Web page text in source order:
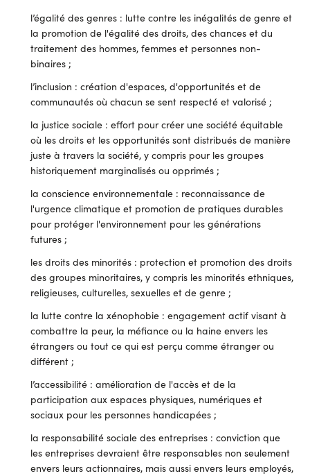
l’égalité des genres : lutte contre les inégalités de genre et
la promotion de l'égalité des droits, des chances et du
traitement des hommes, femmes et personnes non-
binaires ;
l’inclusion : création d'espaces, d'opportunités et de
communautés où chacun se sent respecté et valorisé ;
la justice sociale : effort pour créer une société équitable
où les droits et les opportunités sont distribués de manière
juste à travers la société, y compris pour les groupes
historiquement marginalisés ou opprimés ;
la conscience environnementale : reconnaissance de
l'urgence climatique et promotion de pratiques durables
pour protéger l'environnement pour les générations
futures ;
les droits des minorités : protection et promotion des droits
des groupes minoritaires, y compris les minorités ethniques,
religieuses, culturelles, sexuelles et de genre ;
la lutte contre la xénophobie : engagement actif visant à
combattre la peur, la méfiance ou la haine envers les
étrangers ou tout ce qui est perçu comme étranger ou
différent ;
l’accessibilité : amélioration de l'accès et de la
participation aux espaces physiques, numériques et
sociaux pour les personnes handicapées ;
la responsabilité sociale des entreprises : conviction que
les entreprises devraient être responsables non seulement
envers leurs actionnaires, mais aussi envers leurs employés,